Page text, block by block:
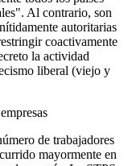
Al contrario, son
autoritarias
coactivamente
la actividad
liberal (viejo y
de trabajadores
mayormente en